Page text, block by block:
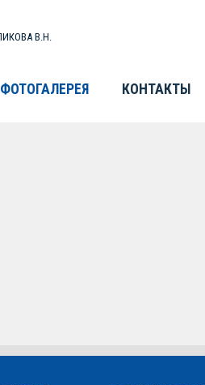
В.Н.
ФОТОГАЛЕРЕЯ КОНТАКТЫ